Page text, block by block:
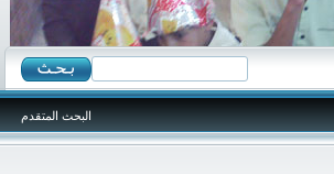
البحث المتقدم